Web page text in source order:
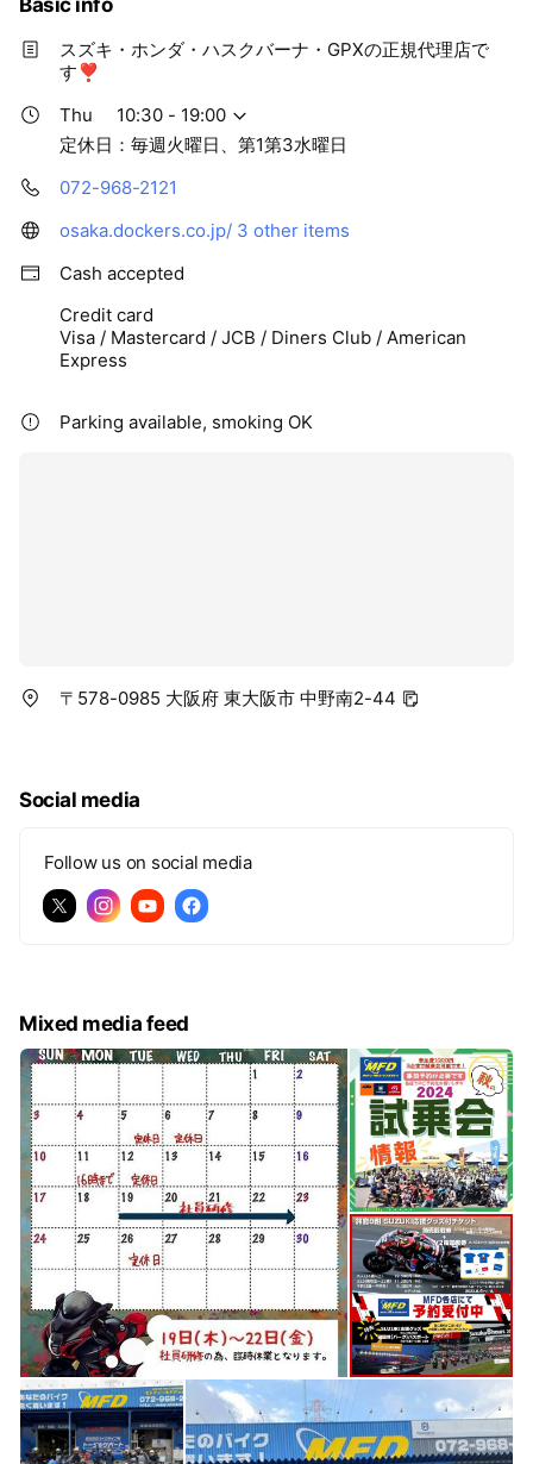
Basic info
スズキ・ホンダ・ハスクバーナ・GPXの正規代理店で
す❣
Thu
10:30 - 19:00
定休日：毎週火曜日、第1第3水曜日
072-968-2121
osaka.dockers.co.jp/ 3 other items
Cash accepted
Credit card
Visa / Mastercard / JCB / Diners Club / American
Express
Parking available, smoking OK
〒578-0985 大阪府 東大阪市 中野南2-44
Social media
Follow us on social media
Mixed media feed